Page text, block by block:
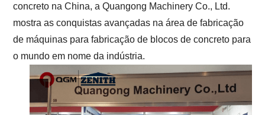
concreto na China, a Quangong Machinery Co., Ltd.
mostra as conquistas avançadas na área de fabricação
de máquinas para fabricação de blocos de concreto para
o mundo em nome da indústria.